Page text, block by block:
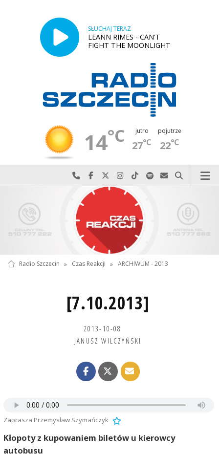
SŁUCHAJ TERAZ
LEANN RIMES - CAN'T
FIGHT THE MOONLIGHT
14°C jutro
27°C
pojutrze
22°C
Najlepiej po prostu do nas zadzwoń
Odwiedź nas na Facebook-u
Odwiedź nas na X
Odwiedź nas na Instagram-ie
Odwiedź nas na TikTok-u
Szukaj nas na Spotify
Wyślij do nas
Szukaj
Radio Szczecin » Czas Reakcji » ARCHIWUM - 2013
[7.10.2013]
2013-10-08
JANUSZ WILCZYŃSKI
Zaprasza Przemysław Szymańczyk
Kłopoty z kupowaniem biletów u kierowcy
autobusu